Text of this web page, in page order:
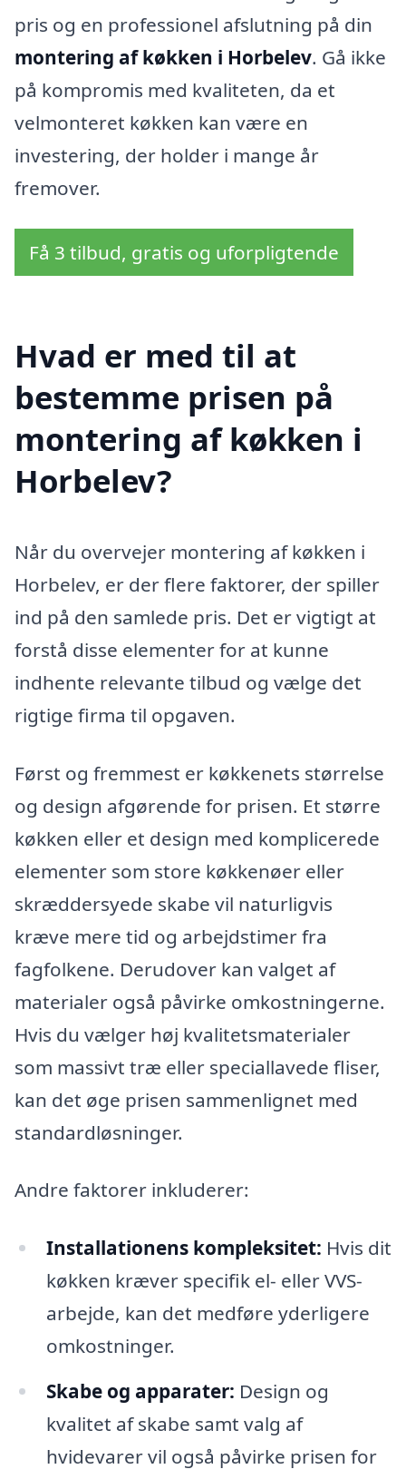
pris og en professionel afslutning på din
montering af køkken i Horbelev. Gå ikke
på kompromis med kvaliteten, da et
velmonteret køkken kan være en
investering, der holder i mange år
fremover.
Få 3 tilbud, gratis og uforpligtende
Hvad er med til at
bestemme prisen på
montering af køkken i
Horbelev?
Når du overvejer montering af køkken i
Horbelev, er der flere faktorer, der spiller
ind på den samlede pris. Det er vigtigt at
forstå disse elementer for at kunne
indhente relevante tilbud og vælge det
rigtige firma til opgaven.
Først og fremmest er køkkenets størrelse
og design afgørende for prisen. Et større
køkken eller et design med komplicerede
elementer som store køkkenøer eller
skræddersyede skabe vil naturligvis
kræve mere tid og arbejdstimer fra
fagfolkene. Derudover kan valget af
materialer også påvirke omkostningerne.
Hvis du vælger høj kvalitetsmaterialer
som massivt træ eller speciallavede fliser,
kan det øge prisen sammenlignet med
standardløsninger.
Andre faktorer inkluderer:
Installationens kompleksitet: Hvis dit
køkken kræver specifik el- eller VVS-
arbejde, kan det medføre yderligere
omkostninger.
Skabe og apparater: Design og
kvalitet af skabe samt valg af
hvidevarer vil også påvirke prisen for